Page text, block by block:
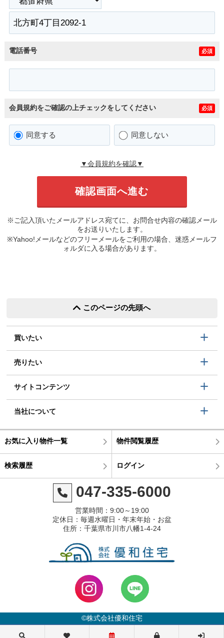
電話番号 必須
会員規約をご確認の上チェックをしてください 必須
同意する 同意しない
▼会員規約を確認▼
※ご記入頂いたメールアドレス宛てに、お問合せ内容の確認メール
をお送りいたします。
※Yahoo!メールなどのフリーメールをご利用の場合、迷惑メールフ
ォルダに入る場合があります。
このページの先頭へ
買いたい
売りたい
サイトコンテンツ
当社について
お気に入り物件一覧 物件閲覧履歴
検索履歴 ログイン
047-335-6000
営業時間：9:00～19:00
定休日：毎週水曜日・年末年始・お盆
住所：千葉県市川市八幡1-4-24
©株式会社優和住宅